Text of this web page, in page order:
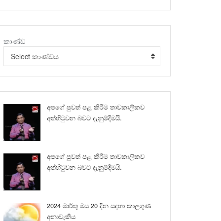
කාණ්ඩ
Select කාණ්ඩය
අපගේ පුවත් පළ කිරීම තාවකාලිකව
අත්හිටුවන බවට දැනුම්දීමයි.
අපගේ පුවත් පළ කිරීම තාවකාලිකව
අත්හිටුවන බවට දැනුම්දීමයි.
2024 මාර්තු මස 20 දින සඳහා කාලගුණ
අනාවැකිය